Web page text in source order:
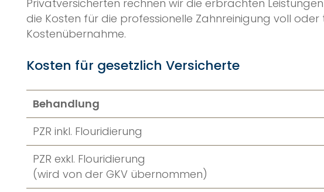
Privatversicherten rechnen wir die erbrachten
die Kosten für die professionelle Zahnreinigung voll
Kostenübernahme.
Kosten für gesetzlich Versicherte
Behandlung
PZR inkl. Flouridierung
PZR exkl. Flouridierung
(wird von der GKV übernommen)